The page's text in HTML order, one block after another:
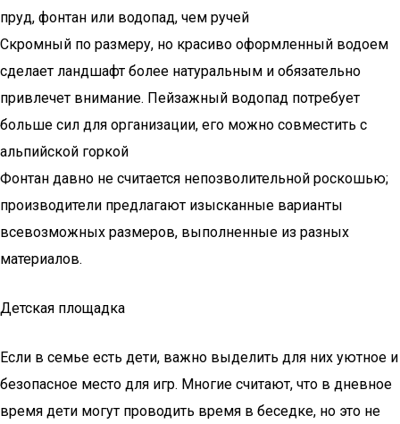
пруд, фонтан или водопад, чем ручей
Скромный по размеру, но красиво оформленный водоем
сделает ландшафт более натуральным и обязательно
привлечет внимание. Пейзажный водопад потребует
больше сил для организации, его можно совместить с
альпийской горкой
Фонтан давно не считается непозволительной роскошью;
производители предлагают изысканные варианты
всевозможных размеров, выполненные из разных
материалов.
Детская площадка
Если в семье есть дети, важно выделить для них уютное и
безопасное место для игр. Многие считают, что в дневное
время дети могут проводить время в беседке, но это не